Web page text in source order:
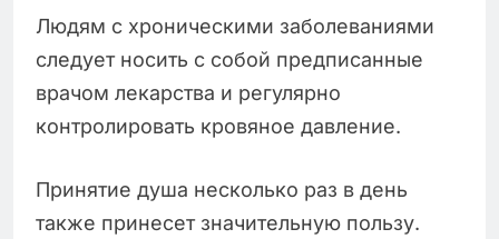
Людям с хроническими заболеваниями
следует носить с собой предписанные
врачом лекарства и регулярно
контролировать кровяное давление.
Принятие душа несколько раз в день
также принесет значительную пользу.